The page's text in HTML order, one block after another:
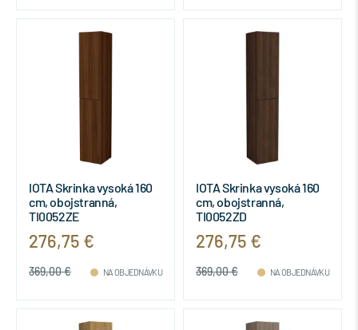
IOTA Skrinka vysoká 160
cm, obojstranná,
TI0052ZE
276,75 €
369,00 € NA OBJEDNÁVKU
IOTA Skrinka vysoká 160
cm, obojstranná,
TI0052ZD
276,75 €
369,00 € NA OBJEDNÁVKU